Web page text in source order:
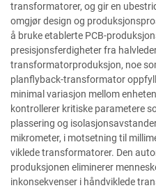
transformatorer, og gir en
omgjør design og
å bruke etablerte PCB-
presisjonsferdigheter fra
transformatorproduksjon, noe
planflyback-transformator
minimal variasjon mellom
kontrollerer kritiske parametere
plassering og
mikrometer, i motsetning til
viklede transformatorer. Den
produksjonen eliminerer
inkonsekvenser i håndviklede